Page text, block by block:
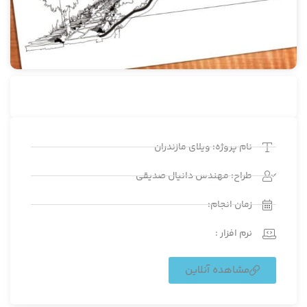
نام پروژه: ویلای مازندران
طراح: مهندس دانیال صدیقی
زمان انجام:
نرم افزار :
مشاهده آنلاین